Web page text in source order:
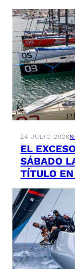
24 JULIO 2026
EL
SÁBADO
TÍTULO